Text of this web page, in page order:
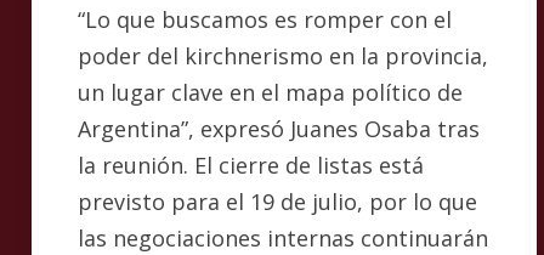
“Lo que buscamos es romper con el
poder del kirchnerismo en la provincia,
un lugar clave en el mapa político de
Argentina”, expresó Juanes Osaba tras
la reunión. El cierre de listas está
previsto para el 19 de julio, por lo que
las negociaciones internas continuarán